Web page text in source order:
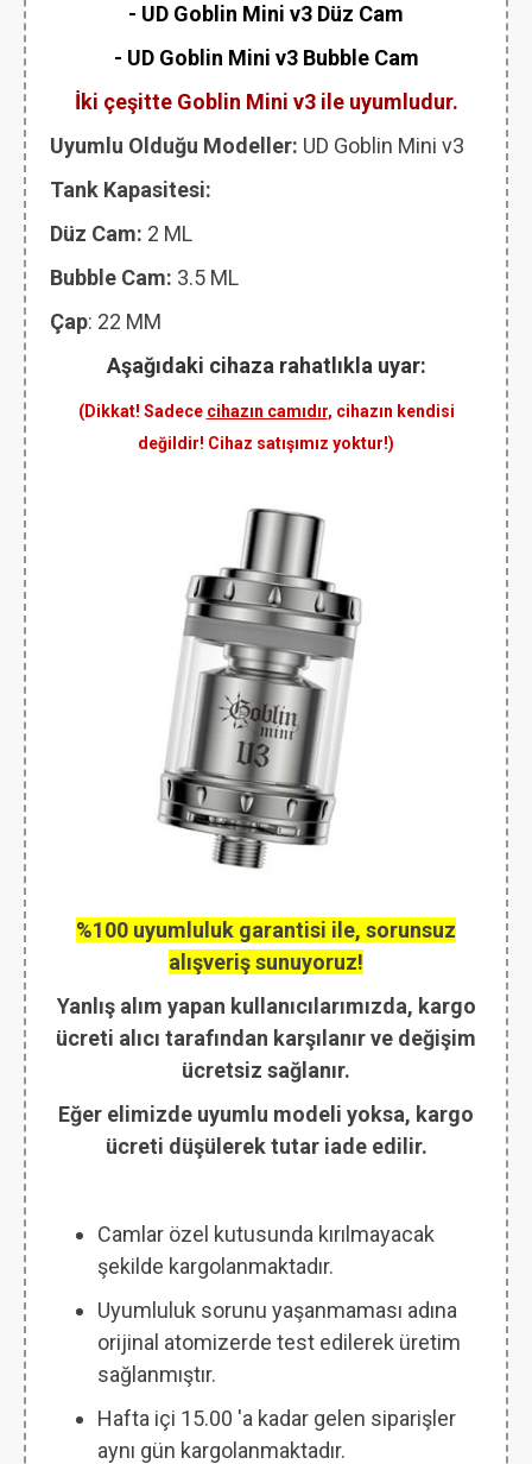
- UD Goblin Mini v3 Düz Cam
- UD Goblin Mini v3 Bubble Cam
İki çeşitte Goblin Mini v3 ile uyumludur.
Uyumlu Olduğu Modeller: UD Goblin Mini v3
Tank Kapasitesi:
Düz Cam: 2 ML
Bubble Cam: 3.5 ML
Çap: 22 MM
Aşağıdaki cihaza rahatlıkla uyar:
(Dikkat! Sadece cihazın camıdır, cihazın kendisi
değildir! Cihaz satışımız yoktur!)
%100 uyumluluk garantisi ile, sorunsuz
alışveriş sunuyoruz!
Yanlış alım yapan kullanıcılarımızda, kargo
ücreti alıcı tarafından karşılanır ve değişim
ücretsiz sağlanır.
Eğer elimizde uyumlu modeli yoksa, kargo
ücreti düşülerek tutar iade edilir.
Camlar özel kutusunda kırılmayacak
şekilde kargolanmaktadır.
Uyumluluk sorunu yaşanmaması adına
orijinal atomizerde test edilerek üretim
sağlanmıştır.
Hafta içi 15.00 'a kadar gelen siparişler
aynı gün kargolanmaktadır.